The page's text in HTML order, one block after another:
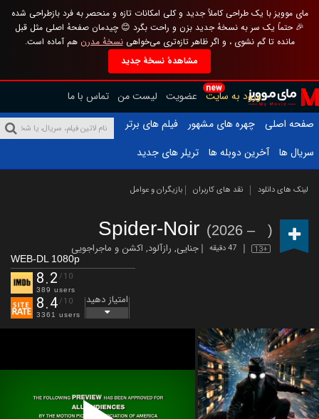
مای موویز با یک طراحی کاملاً جدید و کلی امکانات تازه و منحصر به فرد بازطراحی شده
🎉 حتماً یک سر به نسخهٔ جدید بزن و راحت بگرد 😊 چیدمان صفحهٔ اصلی مثل قبل
مانده تا گم نشوی ، و اگر ظاهر تازه‌تری می‌خواهینسخهٔ مدرن هم آماده است.
مشاهدهٔ نسخهٔ جدید
new
ورود به سایت عضویت لیست من تماس با ما
صفحه اصلی
چهره های مشهور
فیلم های برتر
سریال ها
آخرین دوبله ها تریلر های جدید
لینک های دانلود نقد های کاربران بازیگران و عوامل
Spider-Noir (2026 – )
13+ 47 دقیقه جنایی, رازآلود, اکشن و ماجراجویی
WEB-DL 1080p
8.2 /10
389 users
8.4/10
3361 users
امتیاز دهید